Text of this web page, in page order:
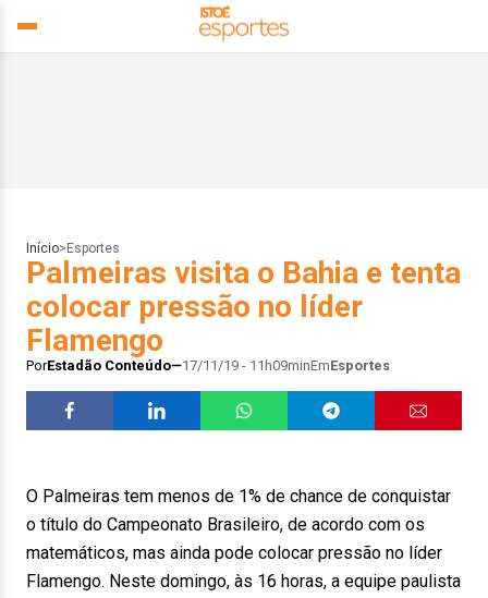
Início> Esportes
Palmeiras visita o Bahia e tenta
colocar pressão no líder
Flamengo
PorEstadão Conteúdo 17/11/19 - 11h09minEmEsportes
O Palmeiras tem menos de 1% de chance de conquistar
o título do Campeonato Brasileiro, de acordo com os
matemáticos, mas ainda pode colocar pressão no líder
Flamengo. Neste domingo, às 16 horas, a equipe paulista